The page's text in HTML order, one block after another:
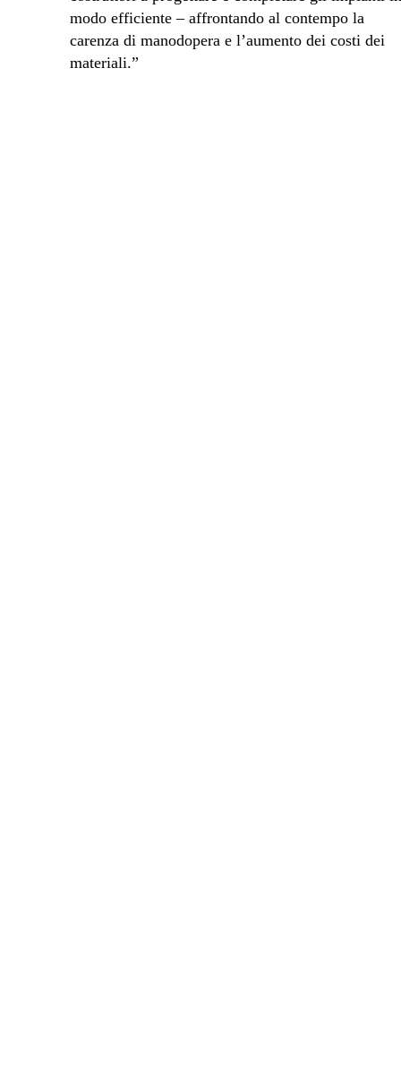
modo efficiente – affrontando al contempo la
carenza di manodopera e l’aumento dei costi dei
materiali.”